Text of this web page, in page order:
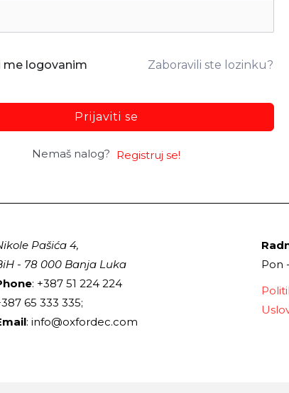
me logovanim Zaboravili ste lozinku?
Prijaviti se
Nemaš nalog? Registruj se!
Pašića 4,
- 78 000 Banja Luka
: +387 51 224 224
65 333 335;
: info@oxfordec.com
Pon